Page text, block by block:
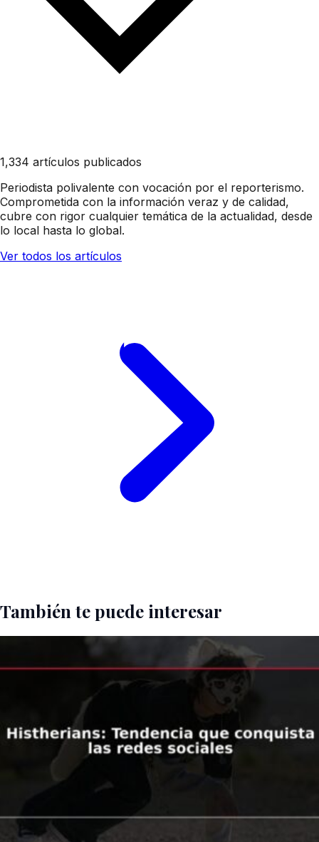
1,334 artículos publicados
Periodista polivalente con vocación por el reporterismo.
Comprometida con la información veraz y de calidad,
cubre con rigor cualquier temática de la actualidad, desde
lo local hasta lo global.
Ver todos los artículos
También te puede interesar